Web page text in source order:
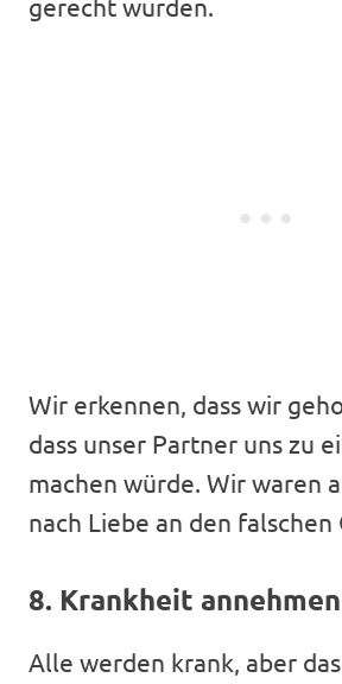
gerecht wurden.
Wir erkennen, dass wir
dass unser Partner uns zu
machen würde. Wir waren
nach Liebe an den falschen
8. Krankheit annehmen
Alle werden krank, aber